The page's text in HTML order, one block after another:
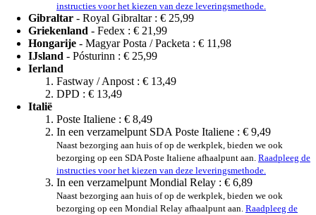
instructies voor het kiezen van deze leveringsmethode.
Gibraltar - Royal Gibraltar : € 25,99
Griekenland - Fedex : € 21,99
Hongarije - Magyar Posta / Packeta : € 11,98
IJsland - Pósturinn : € 25,99
Ierland
Fastway / Anpost : € 13,49
DPD : € 13,49
Italië
Poste Italiene : € 8,49
In een verzamelpunt SDA Poste Italiene : € 9,49
Naast bezorging aan huis of op de werkplek, bieden we ook
bezorging op een SDA Poste Italiene afhaalpunt aan. Raadpleeg de
instructies voor het kiezen van deze leveringsmethode.
In een verzamelpunt Mondial Relay : € 6,89
Naast bezorging aan huis of op de werkplek, bieden we ook
bezorging op een Mondial Relay afhaalpunt aan. Raadpleeg de